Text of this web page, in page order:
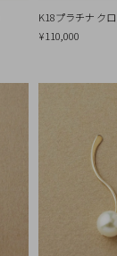
K18プラチナ ク
¥110,000